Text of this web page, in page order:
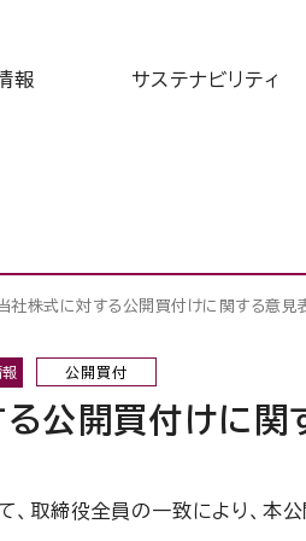
報 サステナビリティ
社株式に対する公開買付けに関する意
報 公開買付
る公開買付けに
、取締役全員の一致により、本